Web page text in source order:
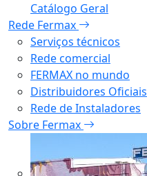
Catálogo Geral
Rede Fermax
Serviços técnicos
Rede comercial
FERMAX no mundo
Distribuidores Oficiais
Rede de Instaladores
Sobre Fermax